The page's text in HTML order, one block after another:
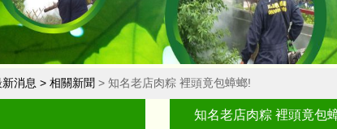
消息 > 相關新聞 > 知名老店肉粽 裡頭竟包蟑螂!
知名老店肉粽 裡頭竟包